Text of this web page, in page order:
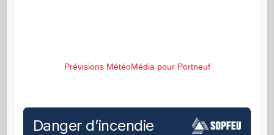
Prévisions MétéoMédia pour Portneuf
Danger d’incendie